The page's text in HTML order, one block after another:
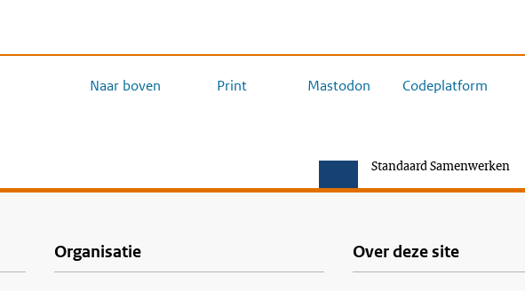
Naar boven Print Mastodon Codeplatform
Standaard Samenwerken
Organisatie Over deze site